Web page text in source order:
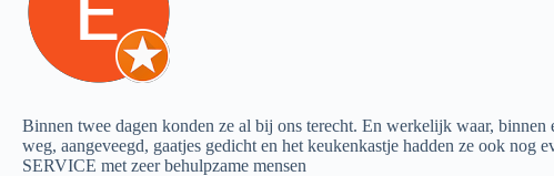
Binnen twee dagen konden ze al bij ons terecht. En werkelijk waar, binnen
weg, aangeveegd, gaatjes gedicht en het keukenkastje hadden ze ook nog
SERVICE met zeer behulpzame mensen